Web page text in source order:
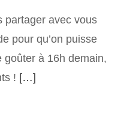
partager avec vous
pour qu’on puisse
goûter à 16h demain,
! […]